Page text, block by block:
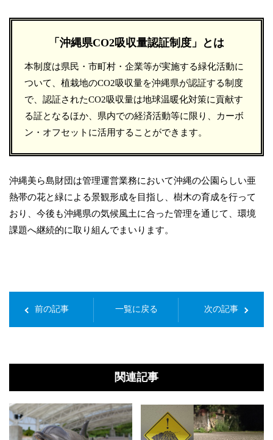
「沖縄県CO2吸収量認証制度」とは
本制度は県民・市町村・企業等が実施する緑化活動に
ついて、植栽地のCO2吸収量を沖縄県が認証する制度
で、認証されたCO2吸収量は地球温暖化対策に貢献す
る証となるほか、県内での経済活動等に限り、カーボ
ン・オフセットに活用することができます。
沖縄美ら島財団は管理運営業務において沖縄の公園らしい亜
熱帯の花と緑による景観形成を目指し、樹木の育成を行って
おり、今後も沖縄県の気候風土に合った管理を通じて、環境
課題へ継続的に取り組んでまいります。
前の記事 一覧に戻る 次の記事
関連記事